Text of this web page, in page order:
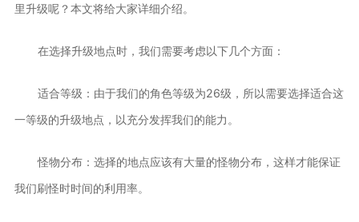
里升级呢？本文将给大家详细介绍。
在选择升级地点时，我们需要考虑以下几个方面：
适合等级：由于我们的角色等级为26级，所以需要选择适合这
一等级的升级地点，以充分发挥我们的能力。
怪物分布：选择的地点应该有大量的怪物分布，这样才能保证
我们刷怪时时间的利用率。